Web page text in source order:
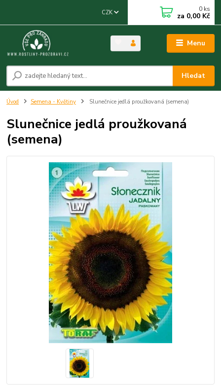
Menu
CZK
Hledat
0 ks
za 0,00 Kč
Úvod Semena - Květiny Slunečnice jedlá proužkovaná (semena)
Slunečnice jedlá proužkovaná
(semena)